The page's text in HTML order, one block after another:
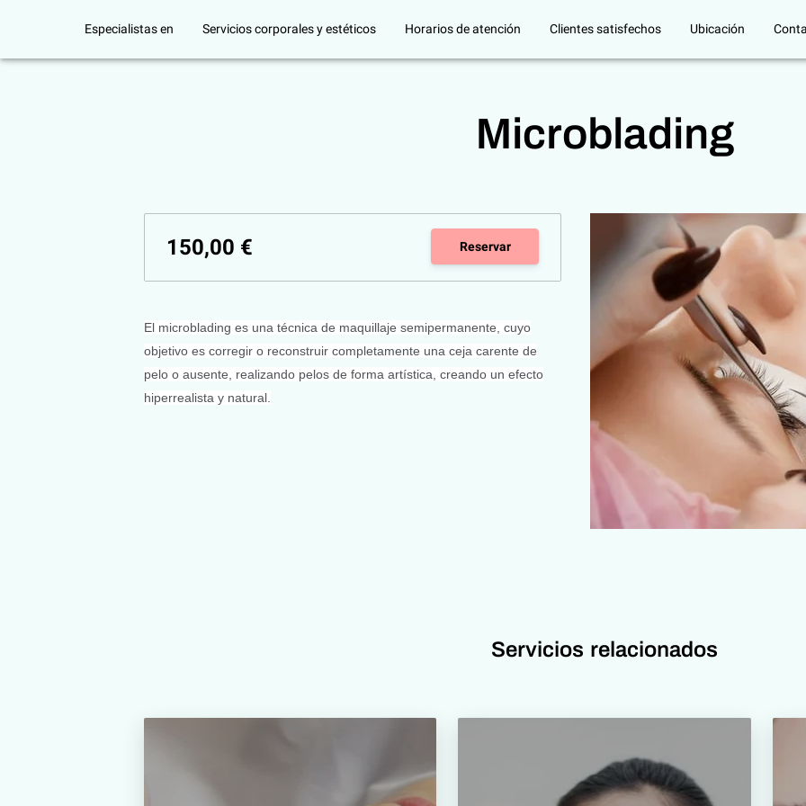
Especialistas en Servicios corporales y estéticos Horarios de atención Clientes satisfechos Ubicación
Microblading
150,00 € Reservar
El microblading es una técnica de maquillaje semipermanente, cuyo
objetivo es corregir o reconstruir completamente una ceja carente de
pelo o ausente, realizando pelos de forma artística, creando un efecto
hiperrealista y natural.​
Servicios relacionados